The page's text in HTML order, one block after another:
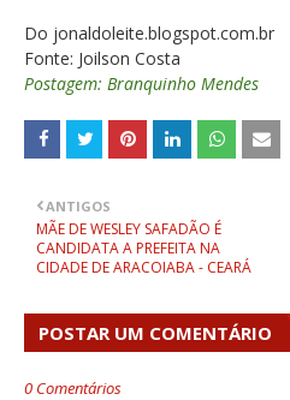
Do jonaldoleite.blogspot.com.br
Fonte: Joilson Costa
Postagem: Branquinho Mendes
ANTIGOS
MÃE DE WESLEY SAFADÃO É
CANDIDATA A PREFEITA NA
CIDADE DE ARACOIABA - CEARÁ
POSTAR UM COMENTÁRIO
0 Comentários